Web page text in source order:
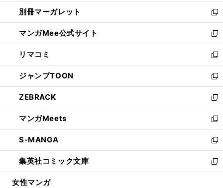
く
で
開
く
ウ
ィ
ン
ド
ウ
で
開
く
し
い
ウ
ィ
ン
ド
ウ
で
開
く
別冊マーガレット
新
し
い
ウ
ィ
ン
ド
ウ
で
開
く
マンガMee公式サイト
新
し
い
ウ
ィ
ン
ド
ウ
で
開
く
リマコミ
新
し
い
ウ
ィ
ン
ド
ウ
で
開
く
ジャンプTOON
新
し
い
ウ
ィ
ン
ド
ウ
で
開
ZEBRACK
新
し
い
ウ
ィ
ン
ド
ウ
マンガMeets
新
し
い
ウ
ィ
ン
S-MANGA
新
し
い
ウ
集英社コミック文庫
新
し
女性マンガ